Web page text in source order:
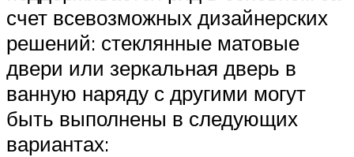
счет всевозможных дизайнерских
решений: стеклянные матовые
двери или зеркальная дверь в
ванную наряду с другими могут
быть выполнены в следующих
вариантах: